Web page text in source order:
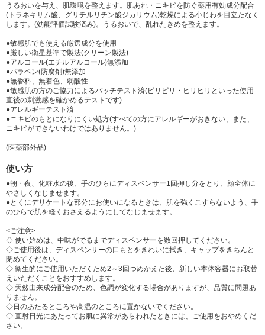
うるおいを与え、肌環境を整えます。肌あれ・ニキビを防ぐ薬用有効成分配合
(トラネキサム酸、グリチルリチン酸ジカリウム)乾燥による小じわを目立たなく
します。(効能評価試験済み)。うるおいで、乱れたきめを整えます。
●敏感肌でも使える厳選成分を使用
●厳しい衛星基準で製法(クリーン製法)
●アルコール(エチルアルコール)無添加
●パラベン(防腐剤)無添加
●無香料、無着色、弱酸性
●敏感肌の方のご協力によるパッチテスト済(ピリピリ・ヒリヒリといった使用
直後の刺激感を確かめるテストです)
●アレルギーテスト済
●ニキビのもとになりにくい処方(すべての方にアレルギーがおきない、また、
ニキビができないわけではありません。)
(医薬部外品)
使い方
●朝・夜、化粧水の後、手のひらにディスペンサー1回押し分をとり、顔全体に
やさしくなじませます。
●とくにデリケートな部分にお使いになるときは、肌を強くこすらないよう、手
のひらで肌を軽くおさえるようにしてなじませます。
<ご注意>
◇ 使い始めは、中味がでるまでディスペンサーを数回押してください。
◇ご使用後は、ディスペンサーの口もとをきれいに拭き、キャップをきちんと
閉めてください。
◇ 衛生的にご使用いただくため2～3回つめかえた後、新しい本体容器にお取替
えいただくことをおすすめします。
◇ 天然由来成分配合のため、色調が変化する場合がありますが、品質に問題あ
りません。
◇日のあたるところや高温のところに置かないでください。
◇ 直射日光にあたってお肌に異常があらわれたときには、ご使用をおやめくだ
さい。